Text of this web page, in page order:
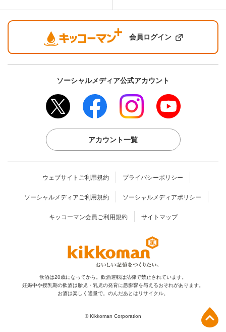
会員ログイン
ソーシャルメディア公式アカウント
アカウント一覧
ウェブサイトご利用規約 プライバシーポリシー
ソーシャルメディアご利用規約 ソーシャルメディアポリシー
キッコーマン会員ご利用規約 サイトマップ
飲酒は20歳になってから。飲酒運転は法律で禁止されています。
妊娠中や授乳期の飲酒は胎児・乳児の発育に悪影響を与えるおそれがあります。
お酒は楽しく適量で。のんだあとはリサイクル。
© Kikkoman Corporation